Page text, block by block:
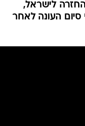
החזרה לישראל,
סיום העונה לאחר